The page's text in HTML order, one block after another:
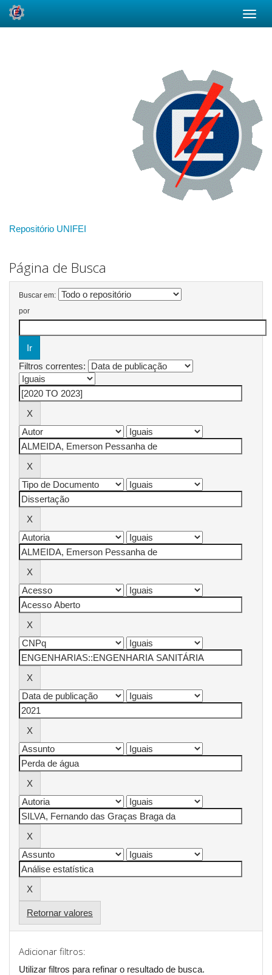
Repositório UNIFEI
Página de Busca
Buscar em:
por
Filtros correntes:
Retornar valores
Adicionar filtros:
Utilizar filtros para refinar o resultado de busca.